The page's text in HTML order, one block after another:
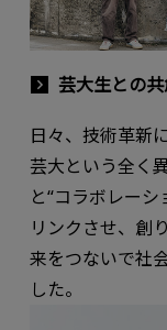
芸大生との
日々、技術革新
芸大という全く
と“コラボレー
リンクさせ、創
来をつないで社
した。